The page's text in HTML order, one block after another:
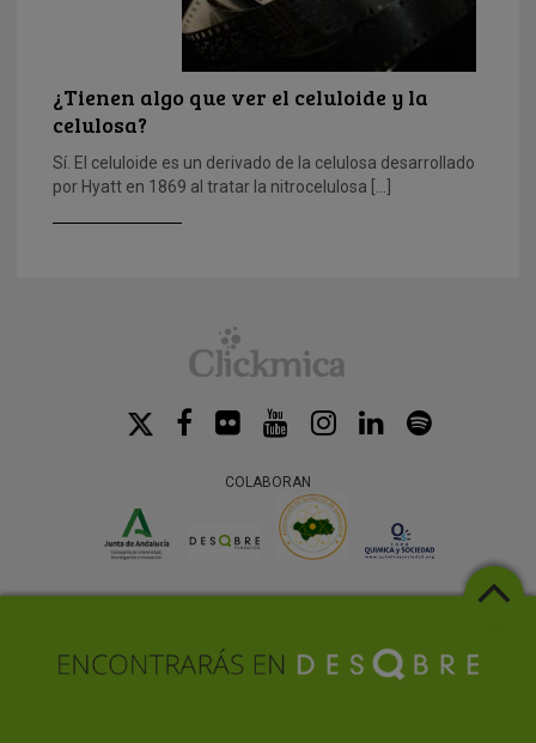
¿Tienen algo que ver el celuloide y la
celulosa?
Sí. El celuloide es un derivado de la celulosa desarrollado
por Hyatt en 1869 al tratar la nitrocelulosa […]
COLABORAN